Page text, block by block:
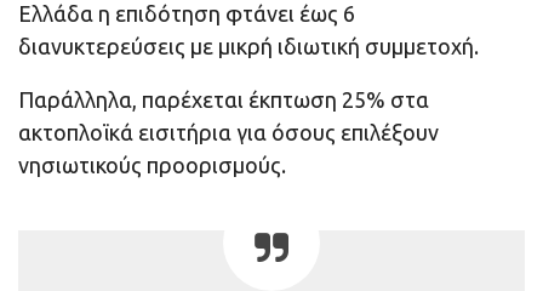
Ελλάδα η επιδότηση φτάνει έως 6
διανυκτερεύσεις με μικρή ιδιωτική συμμετοχή.
Παράλληλα, παρέχεται έκπτωση 25% στα
ακτοπλοϊκά εισιτήρια για όσους επιλέξουν
νησιωτικούς προορισμούς.